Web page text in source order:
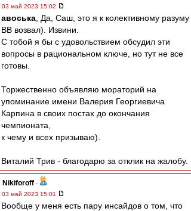
03 май 2023 15:02
авоська , Да, Саш, это я к колективному разуму
ВВ возвал). Извини.
С тобой я бы с удовольствием обсудил эти
вопросы в рациональном ключе, но тут не все
готовы.
Торжественно объявляю мораторий на
упоминание имени Валерия Георгиевича
Карпина в своих постах до окончания
чемпионата,
к чему и всех призываю).
Виталий Трив - благодарю за отклик на жалобу.
Nikiforoff -
03 май 2023 15:01
Вообще у меня есть пару инсайдов о том, что